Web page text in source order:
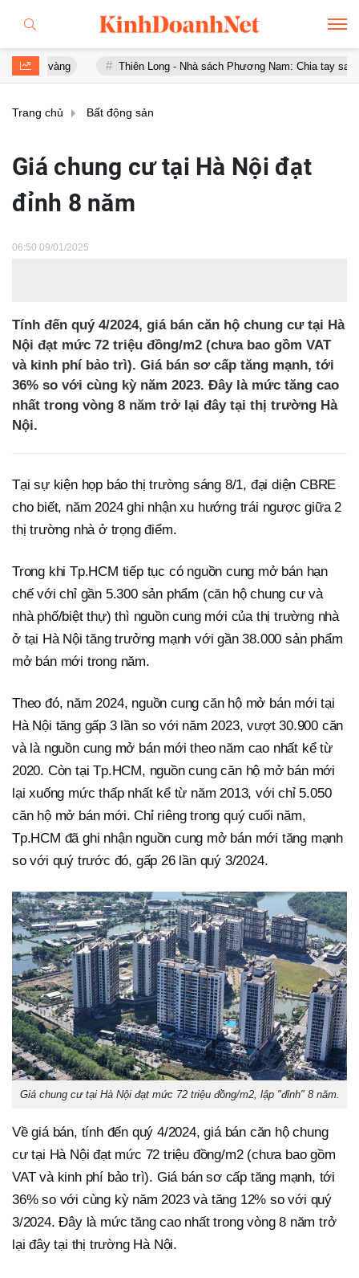
Thiên Long - Nhà sách Phương Nam: Chia tay sau chưa đầy
Trang chủ Bất động sản
Giá chung cư tại Hà Nội đạt
đỉnh 8 năm
06:50 09/01/2025
Tính đến quý 4/2024, giá bán căn hộ chung cư tại Hà
Nội đạt mức 72 triệu đồng/m2 (chưa bao gồm VAT
và kinh phí bảo trì). Giá bán sơ cấp tăng mạnh, tới
36% so với cùng kỳ năm 2023. Đây là mức tăng cao
nhất trong vòng 8 năm trở lại đây tại thị trường Hà
Nội.
Tại sự kiện họp báo thị trường sáng 8/1, đại diện CBRE
cho biết, năm 2024 ghi nhận xu hướng trái ngược giữa 2
thị trường nhà ở trọng điểm.
Trong khi Tp.HCM tiếp tục có nguồn cung mở bán hạn
chế với chỉ gần 5.300 sản phẩm (căn hộ chung cư và
nhà phố/biệt thự) thì nguồn cung mới của thị trường nhà
ở tại Hà Nội tăng trưởng mạnh với gần 38.000 sản phẩm
mở bán mới trong năm.
Theo đó, năm 2024, nguồn cung căn hộ mở bán mới tại
Hà Nội tăng gấp 3 lần so với năm 2023, vượt 30.900 căn
và là nguồn cung mở bán mới theo năm cao nhất kể từ
2020. Còn tại Tp.HCM, nguồn cung căn hộ mở bán mới
lại xuống mức thấp nhất kể từ năm 2013, với chỉ 5.050
căn hộ mở bán mới. Chỉ riêng trong quý cuối năm,
Tp.HCM đã ghi nhận nguồn cung mở bán mới tăng mạnh
so với quý trước đó, gấp 26 lần quý 3/2024.
Giá chung cư tại Hà Nội đạt mức 72 triệu đồng/m2, lập "đỉnh" 8 năm.
Về giá bán, tính đến quý 4/2024, giá bán căn hộ chung
cư tại Hà Nội đạt mức 72 triệu đồng/m2 (chưa bao gồm
VAT và kinh phí bảo trì). Giá bán sơ cấp tăng mạnh, tới
36% so với cùng kỳ năm 2023 và tăng 12% so với quý
3/2024. Đây là mức tăng cao nhất trong vòng 8 năm trở
lại đây tại thị trường Hà Nội.